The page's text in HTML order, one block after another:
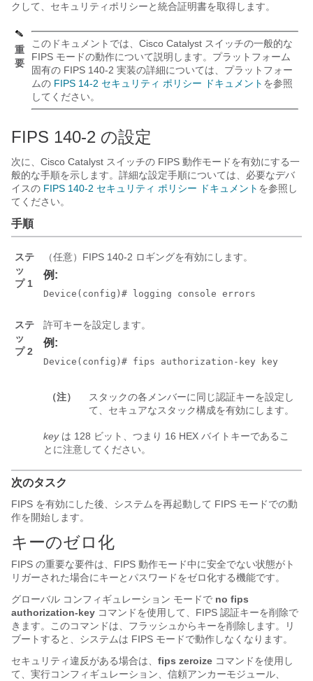
クして、セキュリティポリシーと統合証明書を取得します。
重
要
このドキュメントでは、Cisco Catalyst スイッチの一般的な
FIPS モードの動作について説明します。プラットフォーム
固有の FIPS 140-2 実装の詳細については、プラットフォー
ムの FIPS 14-2 セキュリティ ポリシー ドキュメント を参照
してください。
FIPS 140-2 の設定
次に、Cisco Catalyst スイッチの FIPS 動作モードを有効にする一
般的な手順を示します。詳細な設定手順については、必要なデバ
イスの FIPS 140-2 セキュリティ ポリシー ドキュメント を参照し
てください。
手順
ステ
ッ
プ 1
（任意）FIPS 140-2 ロギングを有効にします。
例:
ステ
ッ
プ 2
許可キーを設定します。
例:
Device(config)# fips authorization-key key
（注）
スタックの各メンバーに同じ認証キーを設定し
て、セキュアなスタック構成を有効にします。
keyは 128 ビット、つまり 16 HEX バイトキーであるこ
とに注意してください。
次のタスク
FIPS を有効にした後、システムを再起動して FIPS モードでの動
作を開始します。
キーのゼロ化
FIPS の重要な要件は、FIPS 動作モード中に安全でない状態がト
リガーされた場合にキーとパスワードをゼロ化する機能です。
グローバル コンフィギュレーション モードで no fips
authorization-key コマンドを使用して、FIPS 認証キーを削除で
きます。このコマンドは、フラッシュからキーを削除します。リ
ブートすると、システムは FIPS モードで動作しなくなります。
セキュリティ違反がある場合は、 fips zeroize コマンドを使用し
て、実行コンフィギュレーション、信頼アンカーモジュール、